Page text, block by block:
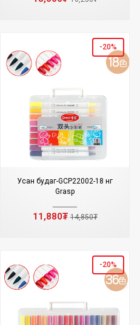
-20%
Усан будаг-GCP22002-18 өнгө
Grasp
11,880₮14,850₮
-20%